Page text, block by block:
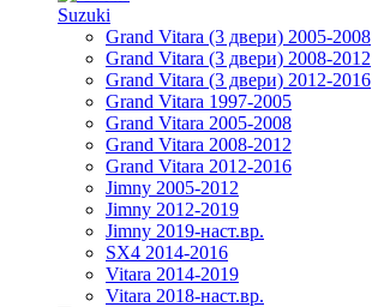
Suzuki
Grand Vitara (3 двери) 2005-2008
Grand Vitara (3 двери) 2008-2012
Grand Vitara (3 двери) 2012-2016
Grand Vitara 1997-2005
Grand Vitara 2005-2008
Grand Vitara 2008-2012
Grand Vitara 2012-2016
Jimny 2005-2012
Jimny 2012-2019
Jimny 2019-наст.вр.
SX4 2014-2016
Vitara 2014-2019
Vitara 2018-наст.вр.